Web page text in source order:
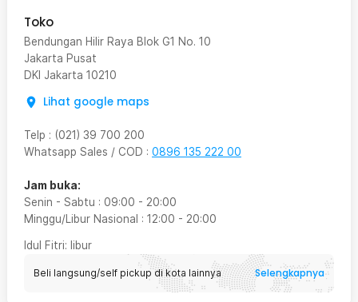
Toko
Bendungan Hilir Raya Blok G1 No. 10
Jakarta Pusat
DKI Jakarta 10210
Lihat google maps
Telp : (021) 39 700 200
Whatsapp Sales / COD : 0896 135 222 00
Jam buka:
Senin - Sabtu : 09:00 - 20:00
Minggu/Libur Nasional : 12:00 - 20:00
Idul Fitri: libur
Beli langsung/self pickup di kota lainnya Selengkapnya